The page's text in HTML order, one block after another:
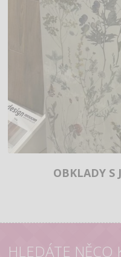
OBKLADY S
HLEDÁTE NĚCO